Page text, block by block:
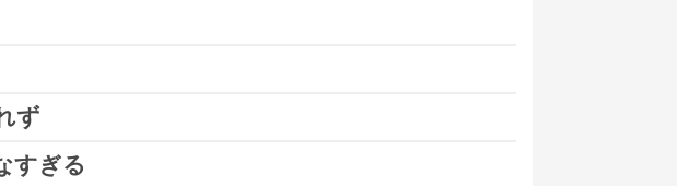
ンスが発表されました。
した。
ず
たが、結局リリースされることはありませんでした
すぎる